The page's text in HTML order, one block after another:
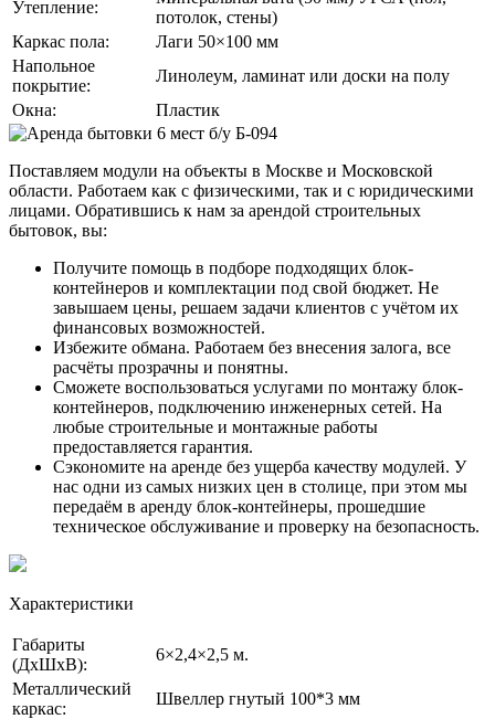
Утепление:
потолок, стены)
Каркас пола:
Лаги 50×100 мм
Напольное
покрытие:
Линолеум, ламинат или доски на полу
Окна:
Пластик
Поставляем модули на объекты в Москве и Московской
области. Работаем как с физическими, так и с юридическими
лицами. Обратившись к нам за арендой строительных
бытовок, вы:
Получите помощь в подборе подходящих блок-
контейнеров и комплектации под свой бюджет. Не
завышаем цены, решаем задачи клиентов с учётом их
финансовых возможностей.
Избежите обмана. Работаем без внесения залога, все
расчёты прозрачны и понятны.
Сможете воспользоваться услугами по монтажу блок-
контейнеров, подключению инженерных сетей. На
любые строительные и монтажные работы
предоставляется гарантия.
Сэкономите на аренде без ущерба качеству модулей. У
нас одни из самых низких цен в столице, при этом мы
передаём в аренду блок-контейнеры, прошедшие
техническое обслуживание и проверку на безопасность.
Характеристики
Габариты
(ДхШхВ):
6×2,4×2,5 м.
Металлический
каркас:
Швеллер гнутый 100*3 мм